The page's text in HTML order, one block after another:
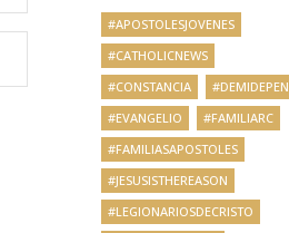
#APOSTOLESJOVENES
#CATHOLICNEWS
#CONSTANCIA
#EVANGELIO
#FAMILIARC
#FAMILIASAPOSTOLES
#JESUSISTHEREASON
#LEGIONARIOSDECRISTO